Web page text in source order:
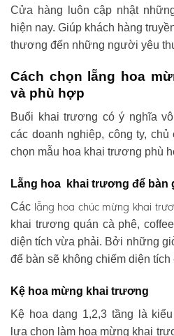
Cửa hàng luôn cập nhật
hiện nay. Giúp khách hàng
thương đến những người yêu
Cách chọn lẵng hoa
và phù hợp
Buổi khai trương có ý nghĩa
các doanh nghiệp, công ty,
chọn mẫu hoa khai trương phù
Lẵng hoa khai trương để bàn
Các lẵng hoa chúc mừng khai
khai trương quán cà phê,
diện tích vừa phải. Bởi những
để bàn sẽ không chiếm diện
Kệ hoa mừng khai trương
Kệ hoa dạng 1,2,3 tầng là
lựa chọn làm hoa mừng khai